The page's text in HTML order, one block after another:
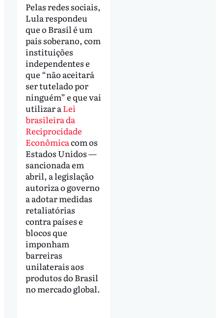
Pelas redes sociais,
Lula respondeu
que o Brasil é um
país soberano, com
instituições
independentes e
que “não aceitará
ser tutelado por
ninguém” e que vai
utilizar aLei
brasileira da
Reciprocidade
Econômicacom os
Estados Unidos —
sancionada em
abril, a legislação
autoriza o governo
a adotar medidas
retaliatórias
contra países e
blocos que
imponham
barreiras
unilaterais aos
produtos do Brasil
no mercado global.